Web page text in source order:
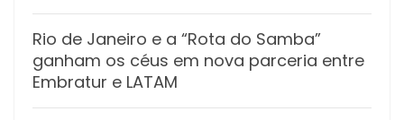
Rio de Janeiro e a “Rota do Samba”
ganham os céus em nova parceria entre
Embratur e LATAM